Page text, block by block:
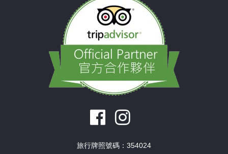
旅行牌照號碼：354024